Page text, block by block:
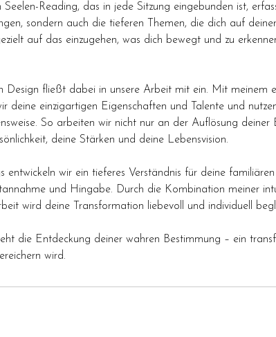
Seelen-Reading, das in jede Sitzung eingebunden ist,
sondern auch die tieferen Themen, die dich auf
auf das einzugehen, was dich bewegt und zu
Design fließt dabei in unsere Arbeit mit ein. Mit meinem
deine einzigartigen Eigenschaften und Talente und
So arbeiten wir nicht nur an der Auflösung deiner
deine Stärken und deine Lebensvision.
entwickeln wir ein tieferes Verständnis für deine
und Hingabe. Durch die Kombination meiner
wird deine Transformation liebevoll und individuell
die Entdeckung deiner wahren Bestimmung – ein
wird.